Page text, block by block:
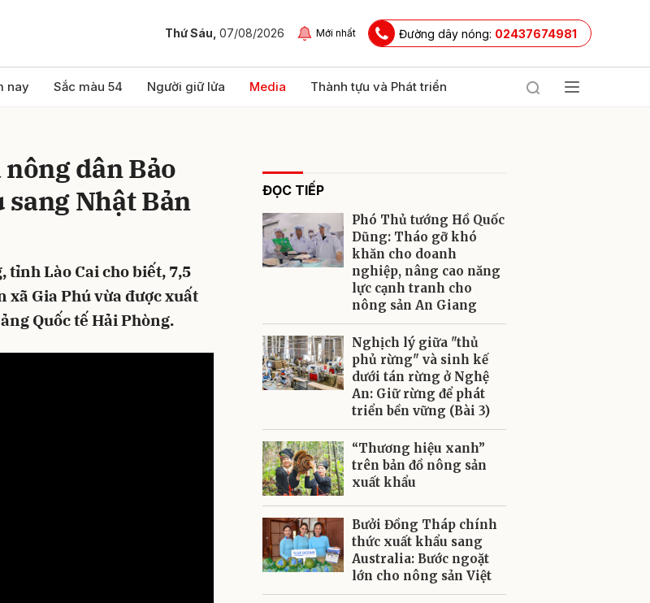
Thứ Sáu, 07/08/2026 Mới nhất Đường dây nóng: 02437674981
nay Sắc màu 54 Người giữ lửa Media Thành tựu và Phát triển
dân Bảo
Nhật Bản
tỉnh Lào Cai cho biết, 7,5
xã Gia Phú vừa được xuất
Quốc tế Hải Phòng.
ĐỌC TIẾP
Phó Thủ tướng Hồ Quốc
Dũng: Tháo gỡ khó
khăn cho doanh
nghiệp, nâng cao năng
lực cạnh tranh cho
nông sản An Giang
Nghịch lý giữa "thủ
phủ rừng" và sinh kế
dưới tán rừng ở Nghệ
An: Giữ rừng để phát
triển bền vững (Bài 3)
“Thương hiệu xanh”
trên bản đồ nông sản
xuất khẩu
Bưởi Đồng Tháp chính
thức xuất khẩu sang
Australia: Bước ngoặt
lớn cho nông sản Việt
Gửi